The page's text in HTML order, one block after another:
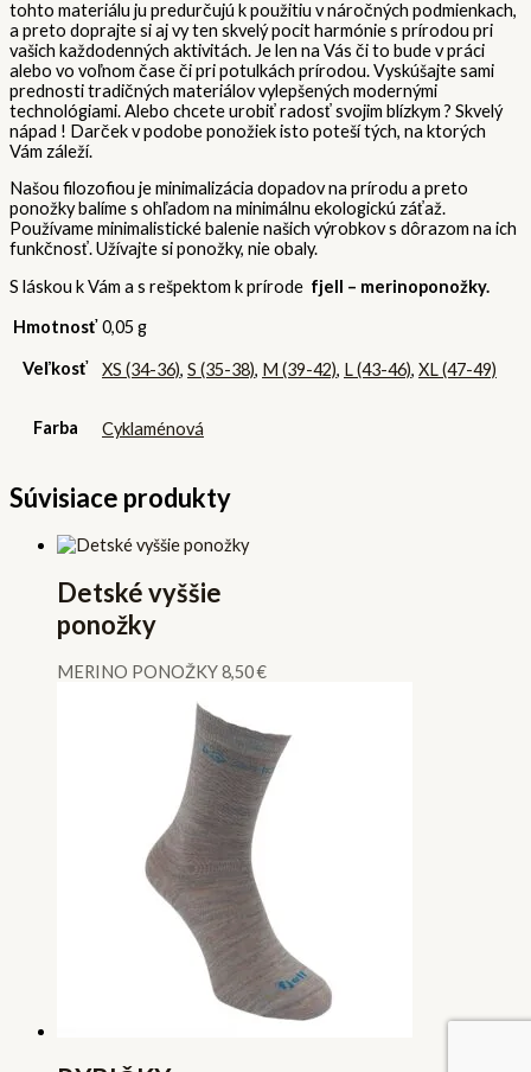
tohto materiálu ju predurčujú k použitiu v náročných podmienkach,
a preto doprajte si aj vy ten skvelý pocit harmónie s prírodou pri
vašich každodenných aktivitách. Je len na Vás či to bude v práci
alebo vo voľnom čase či pri potulkách prírodou. Vyskúšajte sami
prednosti tradičných materiálov vylepšených modernými
technológiami. Alebo chcete urobiť radosť svojim blízkym ? Skvelý
nápad ! Darček v podobe ponožiek isto poteší tých, na ktorých
Vám záleží.
Našou filozofiou je minimalizácia dopadov na prírodu a preto
ponožky balíme s ohľadom na minimálnu ekologickú záťaž.
Používame minimalistické balenie našich výrobkov s dôrazom na ich
funkčnosť. Užívajte si ponožky, nie obaly.
S láskou k Vám a s rešpektom k prírode fjell – merinoponožky.
Hmotnosť 0,05 g
Veľkosť XS (34-36), S (35-38), M (39-42), L (43-46), XL (47-49)
Farba Cyklaménová
Súvisiace produkty
Detské vyššie
ponožky
MERINO PONOŽKY8,50€